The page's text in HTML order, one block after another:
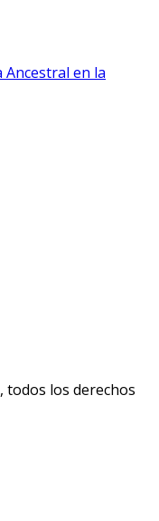
Ancestral en la
todos los derechos